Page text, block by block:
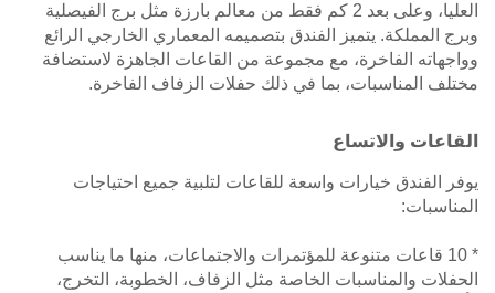
العليا، وعلى بعد 2 كم فقط من معالم بارزة مثل برج الفيصلية
وبرج المملكة. يتميز الفندق بتصميمه المعماري الخارجي الرائع
وواجهاته الفاخرة، مع مجموعة من القاعات الجاهزة لاستضافة
مختلف المناسبات، بما في ذلك حفلات الزفاف الفاخرة.
القاعات والاتساع
يوفر الفندق خيارات واسعة للقاعات لتلبية جميع احتياجات
المناسبات:
* 10 قاعات متنوعة للمؤتمرات والاجتماعات، منها ما يناسب
الحفلات والمناسبات الخاصة مثل الزفاف، الخطوبة، التخرج،